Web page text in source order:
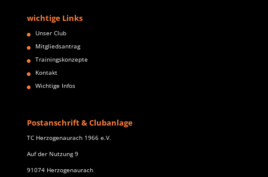
wichtige Links
Unser Club
Mitgliedsantrag
Trainingskonzepte
Kontakt
Wichtige Infos
Postanschrift & Clubanlage
TC Herzogenaurach 1966 e.V.
Auf der Nutzung 9
91074 Herzogenaurach